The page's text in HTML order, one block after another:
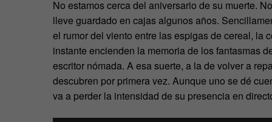
No estamos cerca del aniversario de su muerte.
lleve guardado en cajas algunos años.
el rumor del viento entre las espigas de cereal, la
instante encienden la memoria de los fantasmas
escritor nómada. A esa suerte, a la de volver a
descubren por primera vez. Aunque uno se dé
va a perder la intensidad de su presencia en